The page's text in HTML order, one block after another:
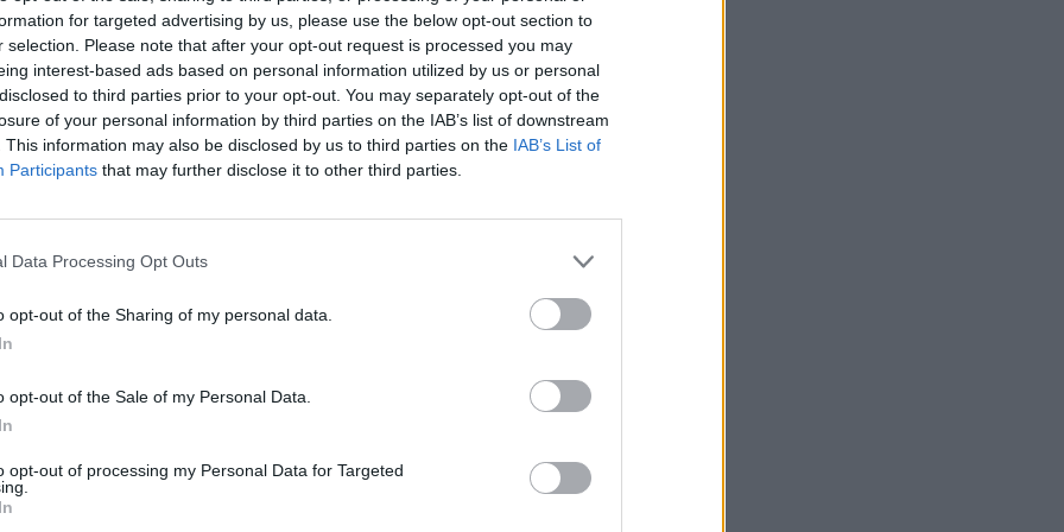
for targeted advertising by us, please use the below opt-out section to
selection. Please note that after your opt-out request is processed you may
interest-based ads based on personal information utilized by us or personal
to third parties prior to your opt-out. You may separately opt-out of the
of your personal information by third parties on the IAB’s list of downstream
This information may also be disclosed by us to third parties on the IAB’s List of
Participants that may further disclose it to other third parties.
Data Processing Opt Outs
opt-out of the Sharing of my personal data.
opt-out of the Sale of my Personal Data.
opt-out of processing my Personal Data for Targeted
diena
rinkimuose
Žinios | Lietuvos diena
00:02:32
nužudymu kaltintas
gyventojai
00:00:39
Negerovę įkalinimo įstaigose
atskleidusi R. Kazėnienė švenčia
penkerių metų teismo –
buvusiems pareigūnams
Kriminalai
nusikalsti sugebėjo ir būdamas už